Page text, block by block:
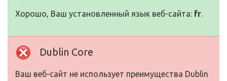
Хорошо, Ваш установленный язык веб-сайта: fr.
Dublin Core
Ваш веб-сайт не использует преимущества Dublin